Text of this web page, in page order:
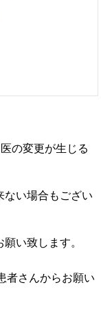
の変更が生じる
ない場合もござい
い致します。
者さんからお願い